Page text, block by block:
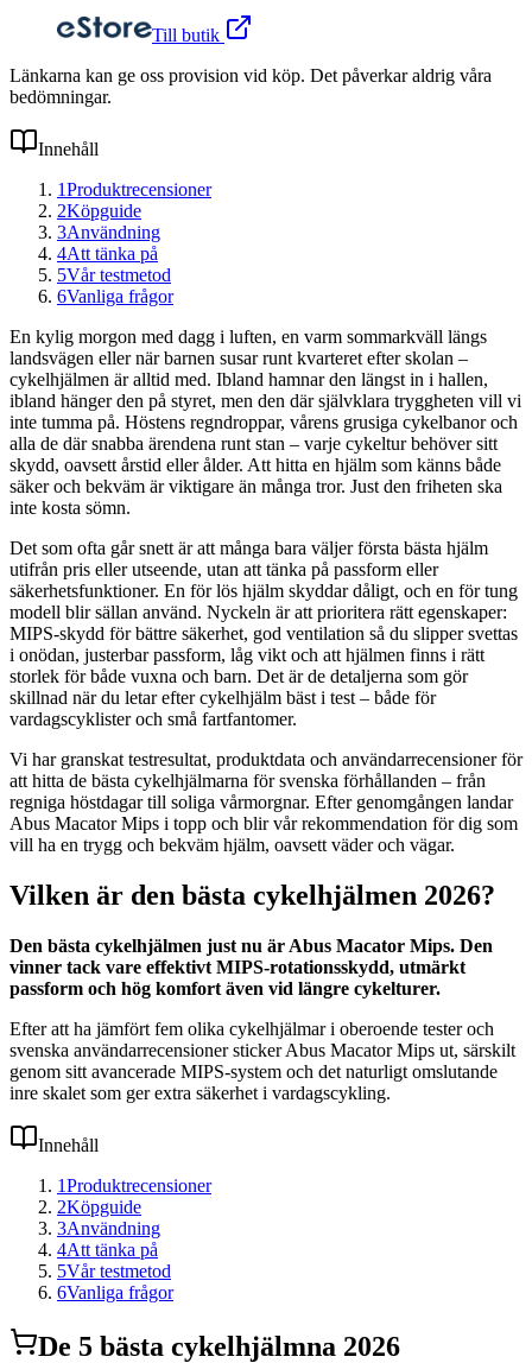
Till butik
Länkarna kan ge oss provision vid köp. Det påverkar aldrig våra
bedömningar.
Innehåll
1Produktrecensioner
2Köpguide
3Användning
4Att tänka på
5Vår testmetod
6Vanliga frågor
En kylig morgon med dagg i luften, en varm sommarkväll längs
landsvägen eller när barnen susar runt kvarteret efter skolan –
cykelhjälmen är alltid med. Ibland hamnar den längst in i hallen,
ibland hänger den på styret, men den där självklara tryggheten vill vi
inte tumma på. Höstens regndroppar, vårens grusiga cykelbanor och
alla de där snabba ärendena runt stan – varje cykeltur behöver sitt
skydd, oavsett årstid eller ålder. Att hitta en hjälm som känns både
säker och bekväm är viktigare än många tror. Just den friheten ska
inte kosta sömn.
Det som ofta går snett är att många bara väljer första bästa hjälm
utifrån pris eller utseende, utan att tänka på passform eller
säkerhetsfunktioner. En för lös hjälm skyddar dåligt, och en för tung
modell blir sällan använd. Nyckeln är att prioritera rätt egenskaper:
MIPS-skydd för bättre säkerhet, god ventilation så du slipper svettas
i onödan, justerbar passform, låg vikt och att hjälmen finns i rätt
storlek för både vuxna och barn. Det är de detaljerna som gör
skillnad när du letar efter cykelhjälm bäst i test – både för
vardagscyklister och små fartfantomer.
Vi har granskat testresultat, produktdata och användarrecensioner för
att hitta de bästa cykelhjälmarna för svenska förhållanden – från
regniga höstdagar till soliga vårmorgnar. Efter genomgången landar
Abus Macator Mips i topp och blir vår rekommendation för dig som
vill ha en trygg och bekväm hjälm, oavsett väder och vägar.
Vilken är den bästa cykelhjälmen 2026?
Den bästa cykelhjälmen just nu är Abus Macator Mips. Den
vinner tack vare effektivt MIPS-rotationsskydd, utmärkt
passform och hög komfort även vid längre cykelturer.
Efter att ha jämfört fem olika cykelhjälmar i oberoende tester och
svenska användarrecensioner sticker Abus Macator Mips ut, särskilt
genom sitt avancerade MIPS-system och det naturligt omslutande
inre skalet som ger extra säkerhet i vardagscykling.
Innehåll
1Produktrecensioner
2Köpguide
3Användning
4Att tänka på
5Vår testmetod
6Vanliga frågor
De 5 bästa cykelhjälmna 2026